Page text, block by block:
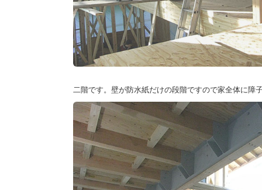
二階です。壁が防水紙だけの段階ですので家全体に障